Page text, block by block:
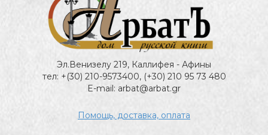
Эл.Венизелу 219, Каллифея - Афины
тел: +(30) 210-9573400, (+30) 210 95 73 480
E-mail: arbat@arbat.gr
Помощь, доставка, оплата